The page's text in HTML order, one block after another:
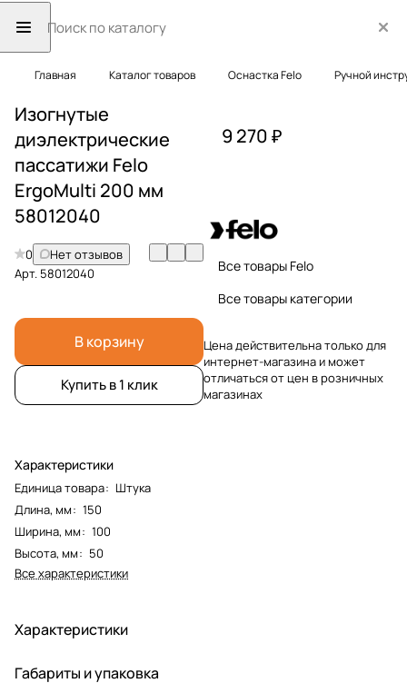
Главная Каталог товаров Оснастка Felo Ручной
Изогнутые
диэлектрические
пассатижи Felo
ErgoMulti 200 мм
58012040
0
Нет отзывов
Арт. 58012040
В корзину
Купить в 1 клик
Характеристики
Единица товара: Штука
Длина, мм: 150
Ширина, мм: 100
Высота, мм: 50
Все характеристики
9 270 ₽
Все товары Felo
Все товары категории
Цена действительна только для
интернет-магазина и может
отличаться от цен в розничных
магазинах
Характеристики
Габариты и упаковка